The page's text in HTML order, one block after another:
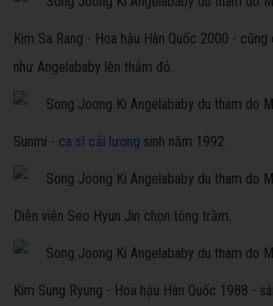
Kim Sa Rang - Hoa hậu Hàn Quốc 2000 -
như Angelababy lên thảm đỏ.
Sunmi - ca sĩ cải lương sinh năm 1992.
Diễn viên Seo Hyun Jin chọn tông trầm.
Kim Sung Ryung - Hoa hậu Hàn Quốc 1988 -